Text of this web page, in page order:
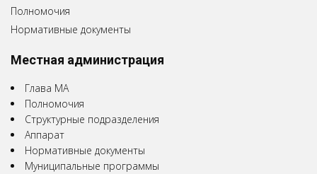
Полномочия
Нормативные документы
Местная администрация
Глава МА
Полномочия
Структурные подразделения
Аппарат
Нормативные документы
Муниципальные программы